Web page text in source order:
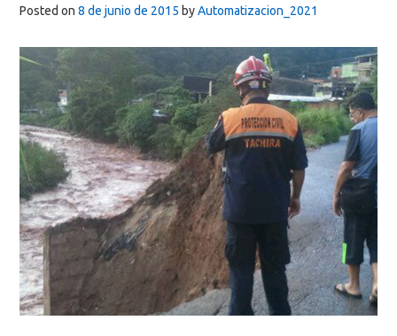
Posted on 8 de junio de 2015 byAutomatizacion_2021